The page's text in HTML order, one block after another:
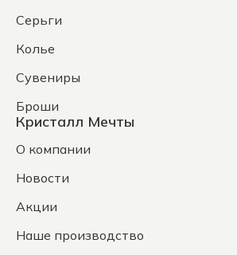
Серьги
Колье
Сувениры
Броши
Кристалл Мечты
О компании
Новости
Акции
Наше производство